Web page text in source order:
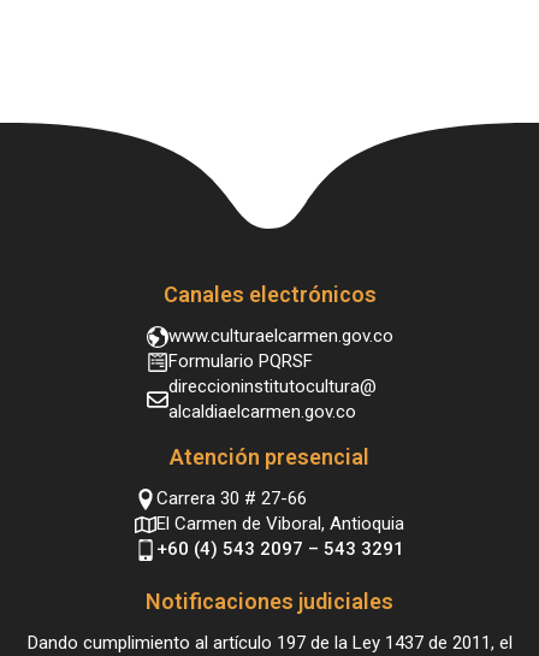
Canales electrónicos
www.culturaelcarmen.gov.co
Formulario PQRSF
direccioninstitutocultura@
alcaldiaelcarmen.gov.co
Atención presencial
Carrera 30 # 27-66
El Carmen de Viboral, Antioquia
+60 (4) 543 2097 – 543 3291
Notificaciones judiciales
Dando cumplimiento al artículo 197 de la Ley 1437 de 2011, el